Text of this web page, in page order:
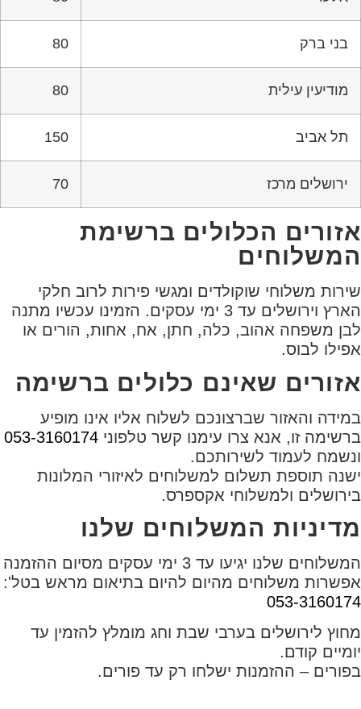
בני ברק 80
מודיעין עילית 80
תל אביב 150
ירושלים מרכז 70
אזורים הכלולים ברשימת
המשלוחים
שירות משלוחי שוקולדים ומגשי פירות לרוב חלקי
הארץ וירושלים עד 3 ימי עסקים. הזמינו עכשיו מתנה
לבן משפחה אהוב, כלה, חתן, אח, אחות, הורים או
אפילו לבוס.
אזורים שאינם כלולים ברשימה
במידה והאזור שברצונכם לשלוח אליו אינו מופיע
ברשימה זו, אנא צרו עימנו קשר טלפוני 053-3160174
ונשמח לעמוד לשירותכם.
ישנה תוספת תשלום למשלוחים לאיזורי המלונות
בירושלים ולמשלוחי אקספרס.
מדיניות המשלוחים שלנו
המשלוחים שלנו יגיעו עד 3 ימי עסקים מסיום ההזמנה
אפשרות משלוחים מהיום להיום בתיאום מראש בטל':
053-3160174
מחוץ לירושלים בערבי שבת וחג מומלץ להזמין עד
יומיים קודם.
בפורים – ההזמנות ישלחו רק עד פורים.